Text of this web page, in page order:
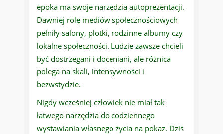
epoka ma swoje narzędzia autoprezentacji.
Dawniej rolę mediów społecznościowych
pełniły salony, plotki, rodzinne albumy czy
lokalne społeczności. Ludzie zawsze chcieli
być dostrzegani i doceniani, ale różnica
polega na skali, intensywności i
bezwstydzie.
Nigdy wcześniej człowiek nie miał tak
łatwego narzędzia do codziennego
wystawiania własnego życia na pokaz. Dziś